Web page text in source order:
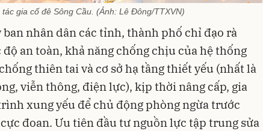
tác gia cố đê Sông Cầu. (Ảnh: Lê Đông/TTXVN)
nhân dân các tỉnh, thành phố chỉ đạo rà
an toàn, khả năng chống chịu của hệ thống
thiên tai và cơ sở hạ tầng thiết yếu (nhất là
viễn thông, điện lực), kịp thời nâng cấp, gia
xung yếu để chủ động phòng ngừa trước
đoan. Ưu tiên đầu tư nguồn lực tập trung sửa